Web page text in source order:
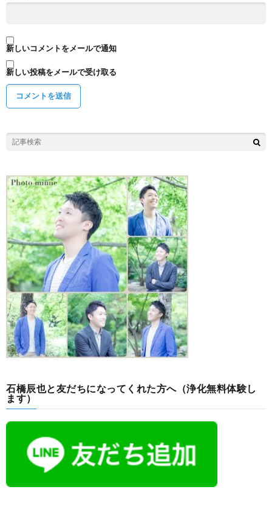
新しいコメントをメールで通知
新しい投稿をメールで受け取る
石橋辰也と友だちになってくれた方へ（浄化無料体験し
ます）